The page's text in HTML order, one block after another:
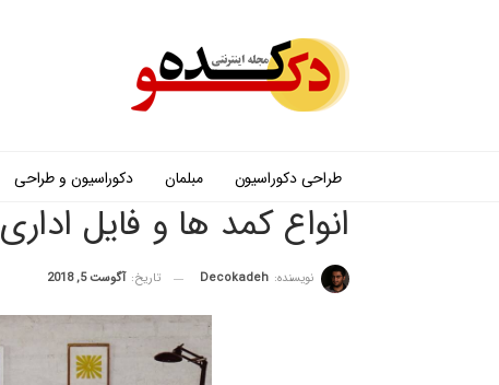
طراحی دکوراسیون مبلمان دکوراسیون و طراحی
انواع کمد ها و فایل اداری
نویسنده: Decokadeh تاریخ: آگوست 5, 2018